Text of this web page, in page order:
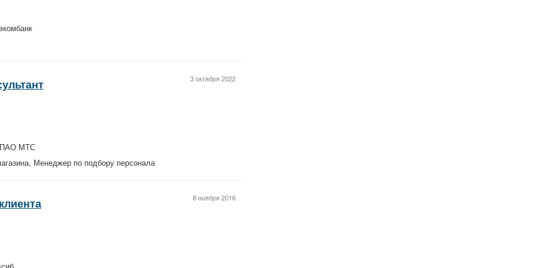
3 октября 2022
ПАО МТС
Менеджер по подбору персонала
8 ноября 2016